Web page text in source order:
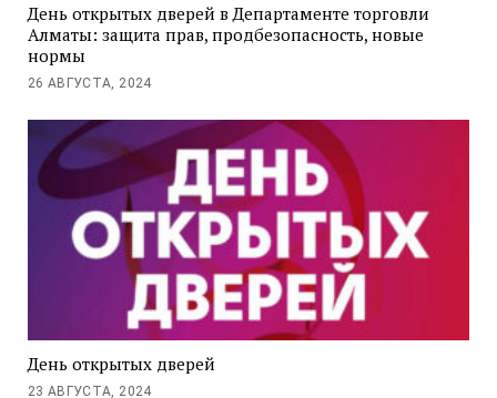
День открытых дверей в Департаменте торговли
Алматы: защита прав, продбезопасность, новые
нормы
26 АВГУСТА, 2024
День открытых дверей
23 АВГУСТА, 2024